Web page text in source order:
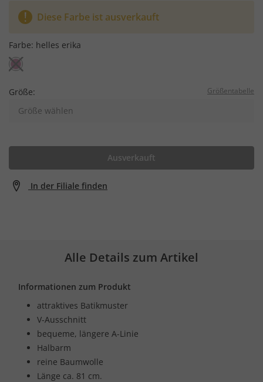
Diese Farbe ist ausverkauft
Farbe: helles erika
Größe: Größentabelle
Größe wählen
Ausverkauft
In der Filiale finden
Alle Details zum Artikel
Informationen zum Produkt
attraktives Batikmuster
V-Ausschnitt
bequeme, längere A-Linie
Halbarm
reine Baumwolle
Länge ca. 81 cm.